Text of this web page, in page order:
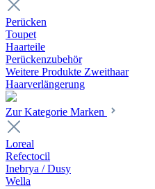
Perücken
Toupet
Haarteile
Perückenzubehör
Weitere Produkte Zweithaar
Haarverlängerung
Zur Kategorie Marken
Loreal
Refectocil
Inebrya / Dusy
Wella